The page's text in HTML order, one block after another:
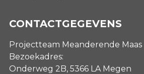
CONTACTGEGEVENS
Projectteam Meanderende Maas
Bezoekadres:
Onderweg 2B, 5366 LA Megen